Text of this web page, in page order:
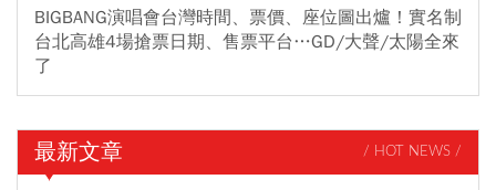
BIGBANG演唱會台灣時間、票價、座位圖出爐！實名制
台北高雄4場搶票日期、售票平台…GD/大聲/太陽全來
了
最新文章 / HOT NEWS /